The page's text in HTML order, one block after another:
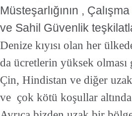
Müsteşarlığının ,
ve Sahil Güvenlik
Denize kıyısı olan her
da ücretlerin yüksek
Çin, Hindistan ve diğer
ve çok kötü koşullar